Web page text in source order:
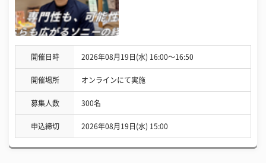
開催日時 2026年08月19日(水) 16:00〜16:50
開催場所 オンラインにて実施
募集人数 300名
申込締切 2026年08月19日(水) 15:00